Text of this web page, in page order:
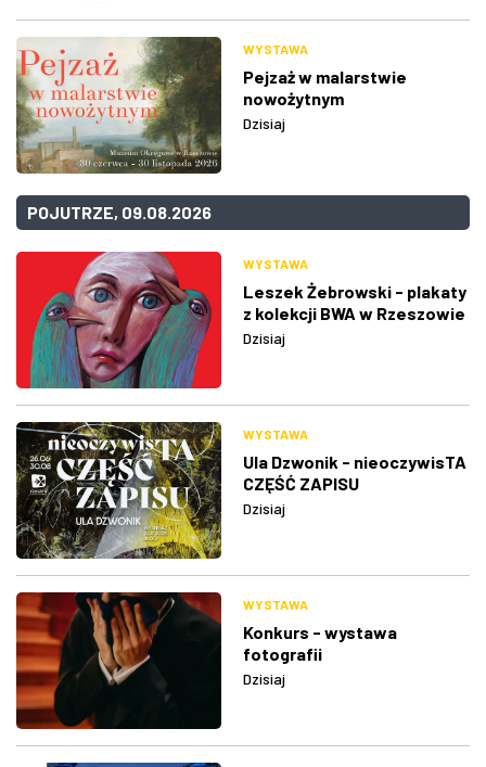
WYSTAWA
Pejzaż w malarstwie
nowożytnym
Dzisiaj
POJUTRZE, 09.08.2026
WYSTAWA
Leszek Żebrowski - plakaty
z kolekcji BWA w Rzeszowie
Dzisiaj
WYSTAWA
Ula Dzwonik - nieoczywisTA
CZĘŚĆ ZAPISU
Dzisiaj
WYSTAWA
Konkurs - wystawa
fotografii
Dzisiaj